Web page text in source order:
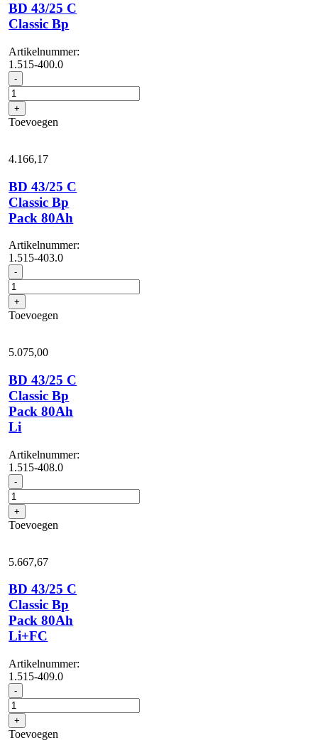
BD 43/25 C
Classic Bp
Artikelnummer:
1.515-400.0
- BD
43/25
C
Classic
Bp
+
Toevoegen
4.166,17
BD 43/25 C
Classic Bp
Pack 80Ah
Artikelnummer:
1.515-403.0
- BD
43/25
C
Classic
Bp
80Ah
aantal
+
Toevoegen
5.075,00
BD 43/25 C
Classic Bp
Pack 80Ah
Li
Artikelnummer:
1.515-408.0
- BD
43/25
C
Classic
Bp
80Ah
Li
aantal
+
Toevoegen
5.667,67
BD 43/25 C
Classic Bp
Pack 80Ah
Li+FC
Artikelnummer:
1.515-409.0
- BD
43/25
C
Classic
+
Toevoegen